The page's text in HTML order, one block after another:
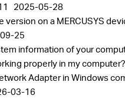
2025-05-28
on a MERCUSYS
25
information of your
properly in my computer?
Adapter in Windows
03-16